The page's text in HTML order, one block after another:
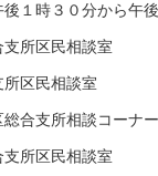
１時３０分から午
区民相談室
民相談室
所相談コーナー
区民相談室